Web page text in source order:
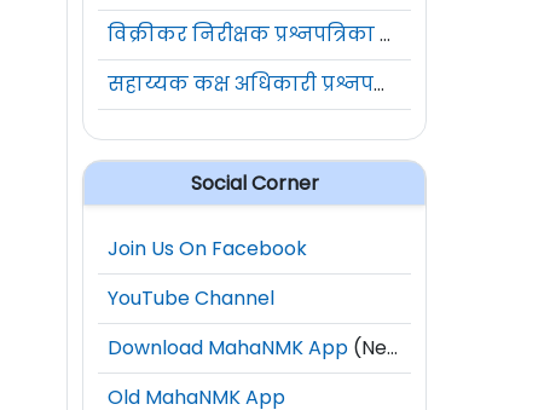
विक्रीकर निरीक्षक प्रश्नपत्रिका संच
सहाय्यक कक्ष अधिकारी प्रश्नपत्रिका संच
Social Corner
Join Us On Facebook
YouTube Channel
Download MahaNMK App (New)
Old MahaNMK App